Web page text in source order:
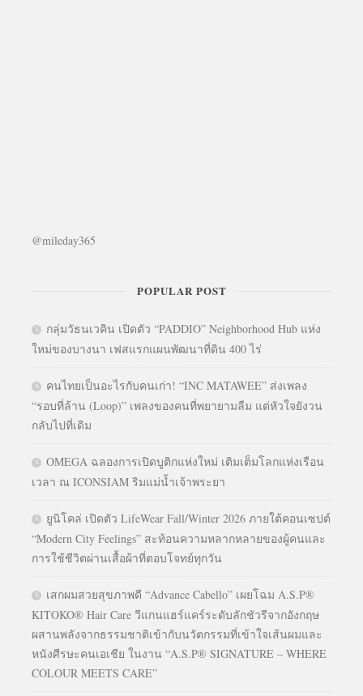
@mileday365
POPULAR POST
กลุ่มวัธนเวคิน เปิดตัว “PADDIO” Neighborhood Hub แห่ง
ใหม่ของบางนา เฟสแรกแผนพัฒนาที่ดิน 400 ไร่
คนไทยเป็นอะไรกับคนเก่า! “INC MATAWEE” ส่งเพลง
“รอบที่ล้าน (Loop)” เพลงของคนที่พยายามลืม แต่หัวใจยังวน
กลับไปที่เดิม
OMEGA ฉลองการเปิดบูติกแห่งใหม่ เติมเต็มโลกแห่งเรือน
เวลา ณ ICONSIAM ริมแม่น้ำเจ้าพระยา
ยูนิโคล่ เปิดตัว LifeWear Fall/Winter 2026 ภายใต้คอนเซปต์
“Modern City Feelings” สะท้อนความหลากหลายของผู้คนและ
การใช้ชีวิตผ่านเสื้อผ้าที่ตอบโจทย์ทุกวัน
เสกผมสวยสุขภาพดี “Advance Cabello” เผยโฉม A.S.P®
KITOKO® Hair Care วีแกนแฮร์แคร์ระดับลักชัวรีจากอังกฤษ
ผสานพลังจากธรรมชาติเข้ากับนวัตกรรมที่เข้าใจเส้นผมและ
หนังศีรษะคนเอเชีย ในงาน “A.S.P® SIGNATURE – WHERE
COLOUR MEETS CARE”